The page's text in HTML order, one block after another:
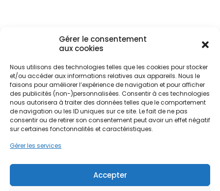
Gérer le consentement
aux cookies
Nous utilisons des technologies telles que les cookies pour stocker
et/ou accéder aux informations relatives aux appareils. Nous le
faisons pour améliorer l’expérience de navigation et pour afficher
des publicités (non-)personnalisées. Consentir à ces technologies
nous autorisera à traiter des données telles que le comportement
de navigation ou les ID uniques sur ce site. Le fait de ne pas
consentir ou de retirer son consentement peut avoir un effet négatif
sur certaines fonctonnalités et caractéristiques.
Gérer les services
Accepter
Remplacer une chaudière fioul ou gaz vieillissante
immobilier tout en réduisant drastiquement
l'empreinte carbone. Les spécificités locales,
comme l'humidité des marais salants ou la
proximité de l'océan, influencent le choix de
l'équipement. Une installation adaptée aux
conditions atmosphériques de la région Pays de la
Loire garantit une efficacité optimale, même lors
de l'arrière-saison. C'est une réponse concrète
de Nantes centre comme des zones rurales.
Ne passez pas à côté de vos
aides !
Faites vite, les budgets
MaPrimeRénov' sont annuels et
limités. Les dossiers sont traités
Contactez-nous maintenant
pour maximiser vos aides !